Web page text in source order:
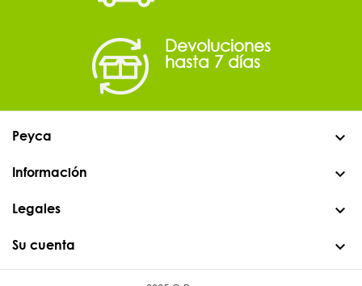
Devoluciones
hasta 7 días
Peyca
Información
Legales
Su cuenta